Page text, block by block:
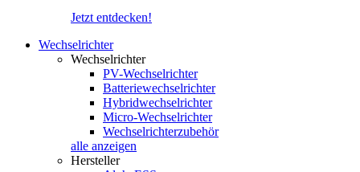
Jetzt entdecken!
Wechselrichter
Wechselrichter
PV-Wechselrichter
Batteriewechselrichter
Hybridwechselrichter
Micro-Wechselrichter
Wechselrichterzubehör
alle anzeigen
Hersteller